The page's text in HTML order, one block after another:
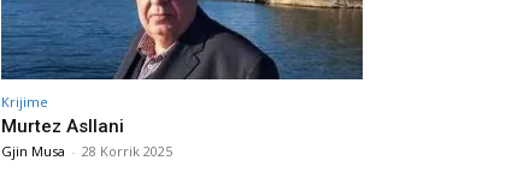
Krijime
Murtez Asllani
Gjin Musa - 28 Korrik 2025